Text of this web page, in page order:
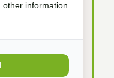
information